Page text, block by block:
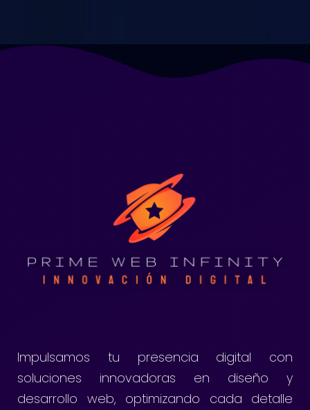
Impulsamos tu presencia digital con
soluciones innovadoras en diseño y
desarrollo web, optimizando cada detalle